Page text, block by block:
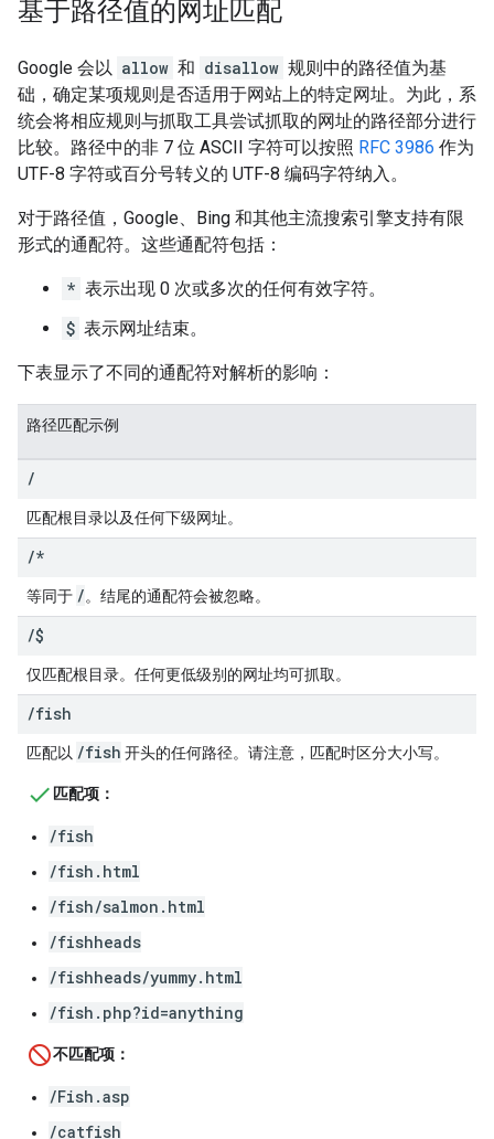
基于路径值的网址匹配
Google 会以 allow 和 disallow 规则中的路径值为基
础，确定某项规则是否适用于网站上的特定网址。为此，系
统会将相应规则与抓取工具尝试抓取的网址的路径部分进行
比较。路径中的非 7 位 ASCII 字符可以按照 RFC 3986 作为
UTF-8 字符或百分号转义的 UTF-8 编码字符纳入。
对于路径值，Google、Bing 和其他主流搜索引擎支持有限
形式的通配符。 这些通配符包括：
* 表示出现 0 次或多次的任何有效字符。
$ 表示网址结束。
下表显示了不同的通配符对解析的影响：
路径匹配示例
/
匹配根目录以及任何下级网址。
/*
等同于 /。结尾的通配符会被忽略。
/$
仅匹配根目录。任何更低级别的网址均可抓取。
/fish
匹配以 /fish 开头的任何路径。请注意，匹配时区分大小写。
匹配项：
/fish
/fish.html
/fish/salmon.html
/fishheads
/fishheads/yummy.html
/fish.php?id=anything
不匹配项：
/Fish.asp
/catfish